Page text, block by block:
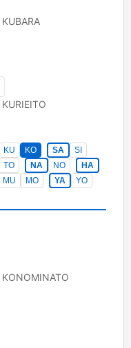
KUBARA
KURIEITO
KU KO SA
SI
TO NA NO
HA
MU MO YA
YO
KONOMINATO